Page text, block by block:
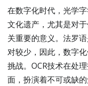
在数字化时代，光学
文化遗产，尤其是对
关重要的意义。法罗
对较少，因此，数字
挑战。OCR技术在处
面，扮演着不可或缺的